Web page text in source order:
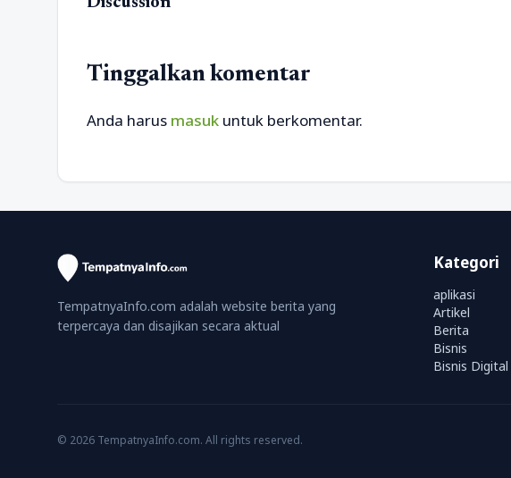
Tinggalkan komentar
Anda harus masuk untuk berkomentar.
TempatnyaInfo.com adalah website berita yang
terpercaya dan disajikan secara aktual
Kategori
aplikasi
Artikel
Berita
Bisnis
Bisnis Digital
© 2026 TempatnyaInfo.com. All rights reserved.